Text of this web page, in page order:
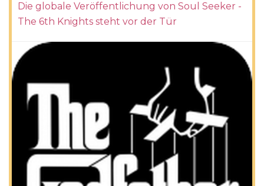
Die globale Veröffentlichung von Soul Seeker -
The 6th Knights steht vor der Tür